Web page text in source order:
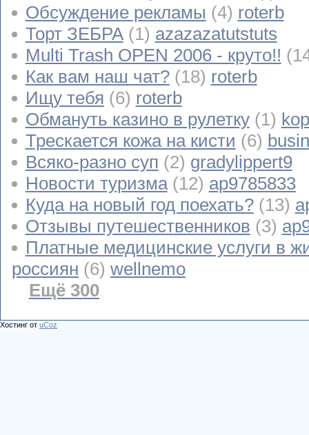
Обсуждение рекламы (4) roterb
Торт ЗЕБРА (1) azazazatutstuts
Multi Trash OPEN 2006 - круто!!
Как вам наш чат? (18) roterb
Ищу тебя (6) roterb
Обмануть казино в рулетку (1)
Трескается кожа на кисти (6)
Всяко-разно суп (2) gradylippert9
Новости туризма (12) ap9785833
Куда на новый год поехать? (13)
Отзывы путешественников (3)
Платные медицинские услуги в
россиян (6) wellnemo
Ещё 300
Хостинг от uCoz